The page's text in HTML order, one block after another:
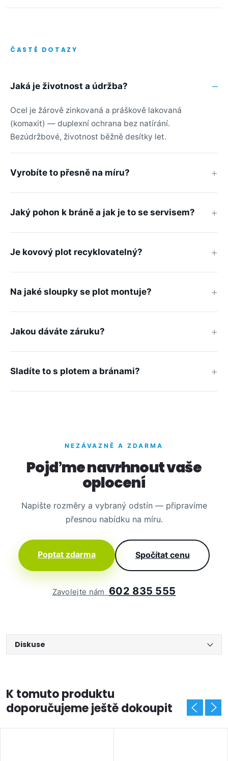
ČASTÉ DOTAZY
Jaká je životnost a údržba?
Ocel je žárově zinkovaná a práškově lakovaná
(komaxit) — duplexní ochrana bez natírání.
Bezúdržbové, životnost běžně desítky let.
Vyrobíte to přesně na míru?
Jaký pohon k bráně a jak je to se servisem?
Je kovový plot recyklovatelný?
Na jaké sloupky se plot montuje?
Jakou dáváte záruku?
Sladíte to s plotem a bránami?
NEZÁVAZNĚ A ZDARMA
Pojďme navrhnout vaše
oplocení
Napište rozměry a vybraný odstín — připravíme
přesnou nabídku na míru.
Poptat zdarma Spočítat cenu
Zavolejte nám 602 835 555
Diskuse
K tomuto produktu
doporučujeme ještě dokoupit